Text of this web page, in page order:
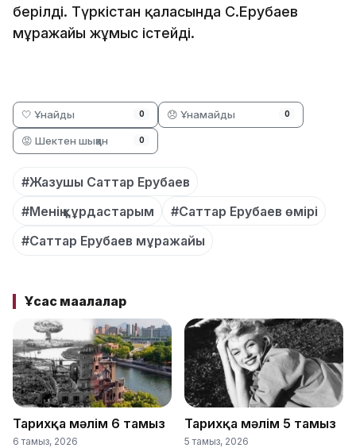
берілді. Түркістан қаласында С.Ерубаев
мұражайы жұмыс істейді.
🤍 Ұнайды 0 😞 Ұнамайды 0
😡 Шектен шыққан 0
#Жазушы Саттар Ерубаев
#Менің құрдастарым
#Саттар Ерубаев өмірі
#Саттар Ерубаев мұражайы
Ұқсас мақалалар
Тарихқа мәлім 6 тамыз
6 тамыз, 2026
Тарихқа мәлім 5 тамыз
5 тамыз, 2026